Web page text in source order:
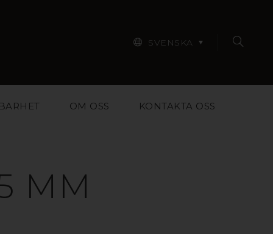
SVENSKA
OM OSS KONTAKTA OSS
MM